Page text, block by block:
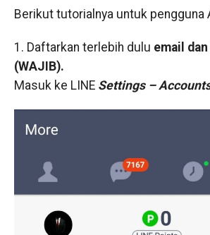
Berikut tutorialnya untuk pengguna
1. Daftarkan terlebih dulu email
(WAJIB).
Masuk ke LINE Settings –